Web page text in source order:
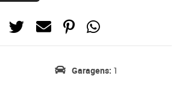
Garagens: 1